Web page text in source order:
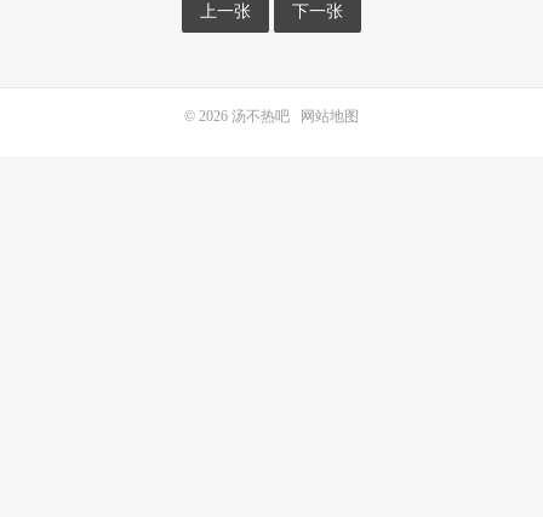
上一张 下一张
© 2026 汤不热吧 网站地图